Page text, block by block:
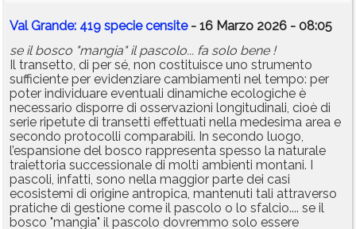
Val Grande: 419 specie censite- 16 Marzo 2026 - 08:05
se il bosco "mangia" il pascolo... fa solo bene !
Il transetto, di per sé, non costituisce uno strumento
sufficiente per evidenziare cambiamenti nel tempo: per
poter individuare eventuali dinamiche ecologiche è
necessario disporre di osservazioni longitudinali, cioè di
serie ripetute di transetti effettuati nella medesima area e
secondo protocolli comparabili. In secondo luogo,
l’espansione del bosco rappresenta spesso la naturale
traiettoria successionale di molti ambienti montani. I
pascoli, infatti, sono nella maggior parte dei casi
ecosistemi di origine antropica, mantenuti tali attraverso
pratiche di gestione come il pascolo o lo sfalcio.... se il
bosco "mangia" il pascolo dovremmo solo essere